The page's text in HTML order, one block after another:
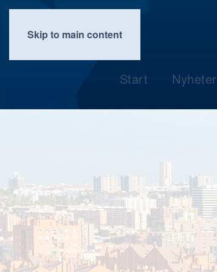
Skip to main content
Start Nyheter